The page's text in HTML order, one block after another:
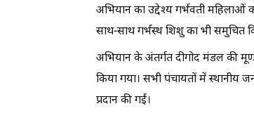
अभियान का उद्देश्य गर्भवती महिलाओं
साथ-साथ गर्भस्थ शिशु का भी समुचित
अभियान के अंतर्गत दीगोद मंडल की
किया गया। सभी पंचायतों में स्थानीय
प्रदान की गईं।